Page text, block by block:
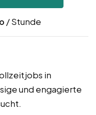
/ Stunde
in
und engagierte